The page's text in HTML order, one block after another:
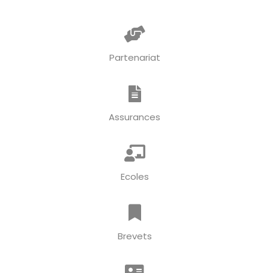
Partenariat
Assurances
Ecoles
Brevets